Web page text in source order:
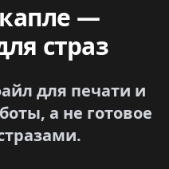
—
страз
для печати и
а не готовое